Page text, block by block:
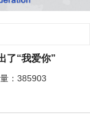
了“我爱你”
：385903